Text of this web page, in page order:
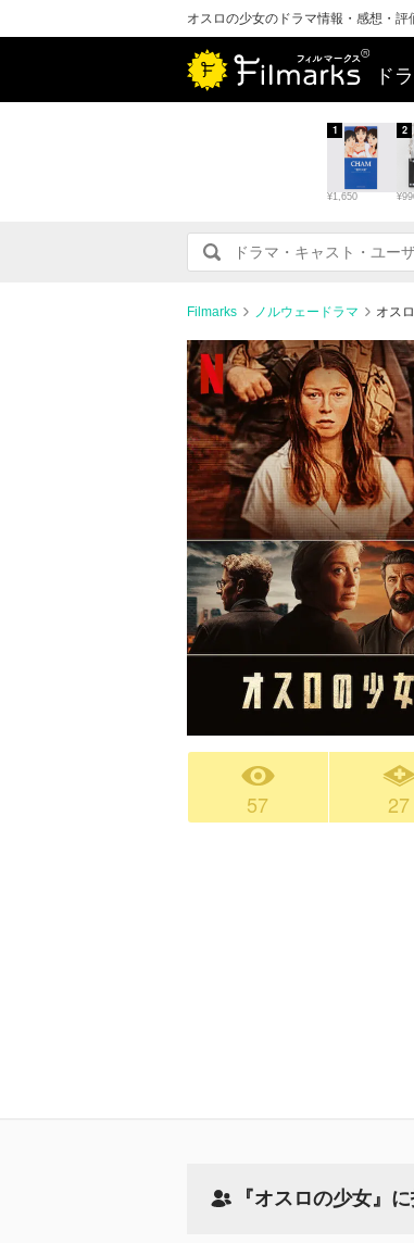
オスロの少女のドラマ情報・感想・評
ド
¥1,650
1 2
Filmarks ノルウェードラマ オス
57 27
『オスロの少女』